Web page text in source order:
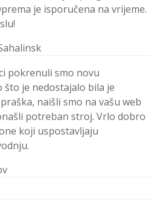
je isporučena na vrijeme.
pokrenuli smo novu
što je nedostajalo bila je
naišli smo na vašu web
potreban stroj. Vrlo dobro
koji uspostavljaju